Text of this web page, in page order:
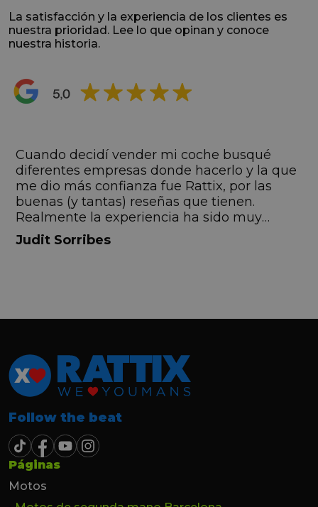
La satisfacción y la experiencia de los clientes es
nuestra prioridad. Lee lo que opinan y conoce
nuestra historia.
Cuando decidí vender mi coche busqué
diferentes empresas donde hacerlo y la que
me dio más confianza fue Rattix, por las
buenas (y tantas) reseñas que tienen.
Realmente la experiencia ha sido muy
buena, Carolina ha sido siempre muy atenta
y profesional. Finalmente mi hermana se
Judit Sorribes
Follow the beat
Páginas
Motos